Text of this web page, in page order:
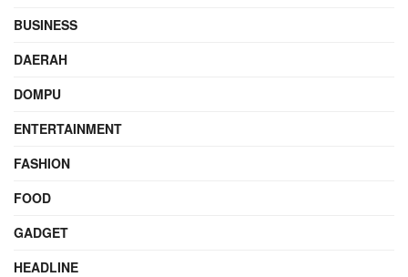
BUSINESS
DAERAH
DOMPU
ENTERTAINMENT
FASHION
FOOD
GADGET
HEADLINE